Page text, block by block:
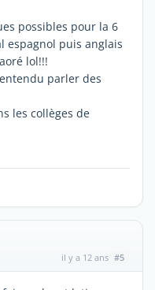
possibles pour la 6
espagnol puis anglais
lol!!!
parler des
les collèges de
il y a 12 ans #5